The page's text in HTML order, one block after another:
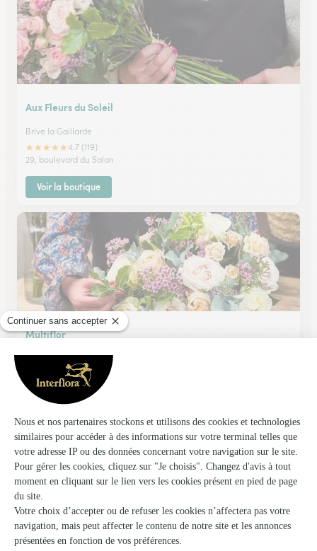
Aux Fleurs du Soleil
Brive la Gaillarde
★★★★★4.7 (119)
29, boulevard du Salan
Voir la boutique
Multiflor
Brive la Gaillarde
★4.7 (129)
4, avenue Emile Zola